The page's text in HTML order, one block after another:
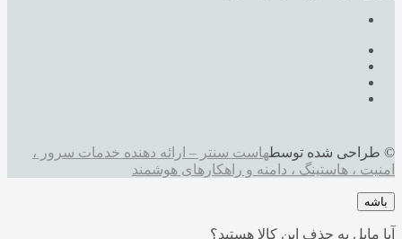
© طراحی شده توسطهاست سنتر – ارائه دهنده خدمات سرور ،
امنیت ، هاستینگ ، دامنه و راهکارهای هوشمند
باشه
آیا مایل به حذف این کالا هستید؟